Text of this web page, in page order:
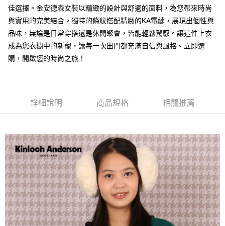
付款後7-11取貨
每筆NT$60，滿NT$1,000(含以上)免運費
免運費
佳選擇。金安德森女裝以精緻的設計與舒適的面料，為您帶來時尚
與實用的完美結合。獨特的條紋搭配精緻的KA電繡，展現出個性與
品味，無論是日常穿搭還是休閒聚會，皆能輕鬆駕馭。讓這件上衣
成為您衣櫥中的新寵，讓每一次出門都充滿自信與風格。立即選
購，開啟您的時尚之旅！
詳細說明 商品規格 相關推薦